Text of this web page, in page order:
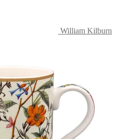
William Kilburn